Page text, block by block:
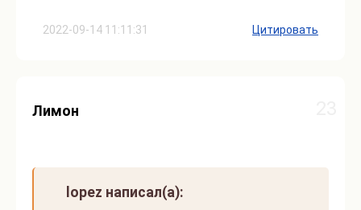
2022-09-14 11:11:31 Цитировать
Лимон
lopez написал(а):